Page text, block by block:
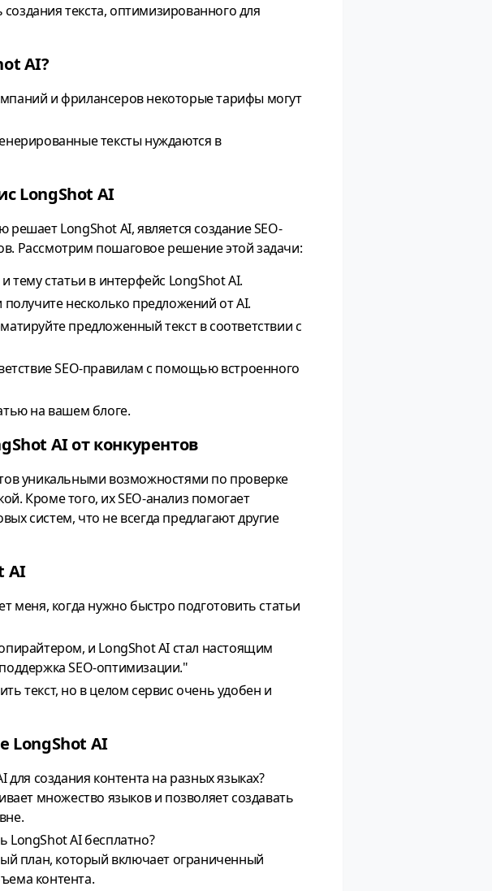
текста, оптимизированного для
AI?
и фрилансеров некоторые тарифы могут
тексты нуждаются в
LongShot AI
LongShot AI, является создание SEO-
Рассмотрим пошаговое решение этой задачи:
тему статьи в интерфейс LongShot AI.
несколько предложений от AI.
предложенный текст в соответствии с
SEO-правилам с помощью встроенного
на вашем блоге.
AI от конкурентов
уникальными возможностями по проверке
Кроме того, их SEO-анализ помогает
систем, что не всегда предлагают другие
AI
меня, когда нужно быстро подготовить статьи
и LongShot AI стал настоящим
SEO-оптимизации."
текст, но в целом сервис очень удобен и
LongShot AI
для создания контента на разных языках?
множество языков и позволяет создавать
AI бесплатно?
план, который включает ограниченный
контента.